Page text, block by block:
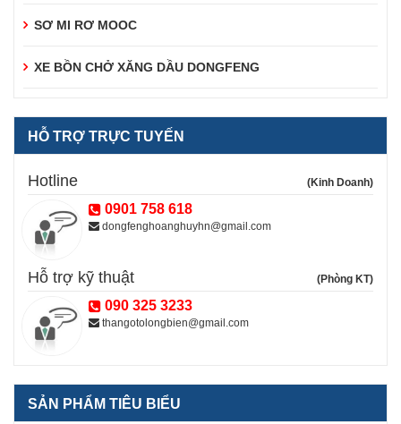
SƠ MI RƠ MOOC
XE BỒN CHỞ XĂNG DẦU DONGFENG
HỖ TRỢ TRỰC TUYẾN
Hotline (Kinh Doanh)
0901 758 618
dongfenghoanghuyhn@gmail.com
Hỗ trợ kỹ thuật (Phòng KT)
090 325 3233
thangotolongbien@gmail.com
SẢN PHẨM TIÊU BIỂU